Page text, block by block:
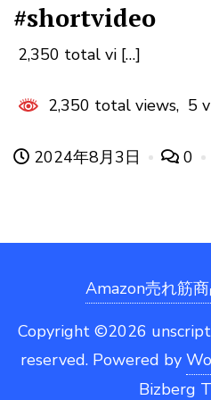
#shortvideo
2,350 total vi […]
2,350 total views, 5
2024年8月3日 0
Amazon売れ筋
Copyright ©2026
reserved. Powered by
Bizberg